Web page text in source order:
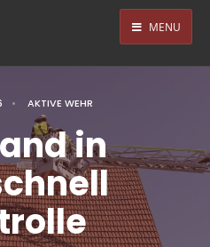
MENU
• AKTIVE WEHR
in